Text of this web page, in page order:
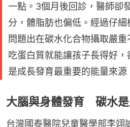
一點。3個月後回診，醫師卻
分，體脂肪也偏低。經過仔
問題出在碳水化合物攝取嚴
吃蛋白質就能讓孩子長得好
是成長發育最重要的能量來源
大腦與身體發育 碳水
台灣國泰醫院兒童醫學部李翊